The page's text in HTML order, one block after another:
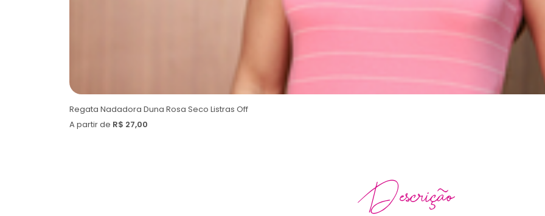
Regata Nadadora Duna Rosa Seco Listras Off
A partir de R$ 27,00
Descrição